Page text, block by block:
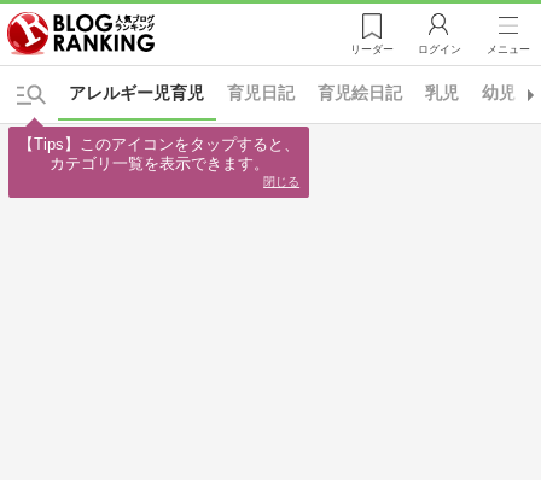
リーダー ログイン メニュー
育児日記 育児絵日記 乳児 幼児
アレルギー児育児
【Tips】このアイコンをタップすると、
カテゴリ一覧を表示できます。
閉じる